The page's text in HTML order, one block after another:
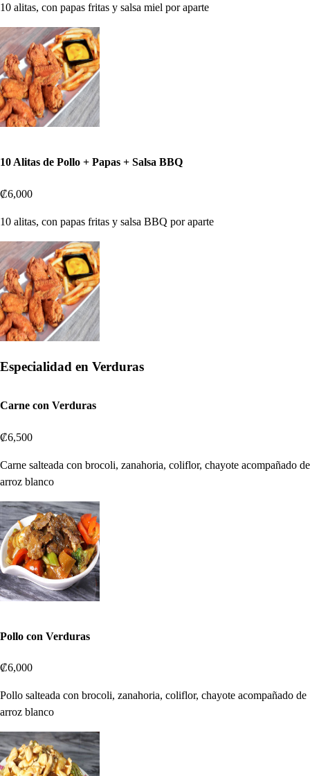
10 alitas, con papas fritas y salsa miel por aparte
10 Alitas de Pollo + Papas + Salsa BBQ
₡6,000
10 alitas, con papas fritas y salsa BBQ por aparte
Especialidad en Verduras
Carne con Verduras
₡6,500
Carne salteada con brocoli, zanahoria, coliflor, chayote acompañado de
arroz blanco
Pollo con Verduras
₡6,000
Pollo salteada con brocoli, zanahoria, coliflor, chayote acompañado de
arroz blanco